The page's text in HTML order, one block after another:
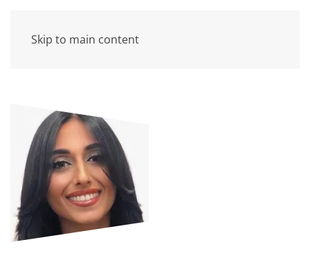
Skip to main content